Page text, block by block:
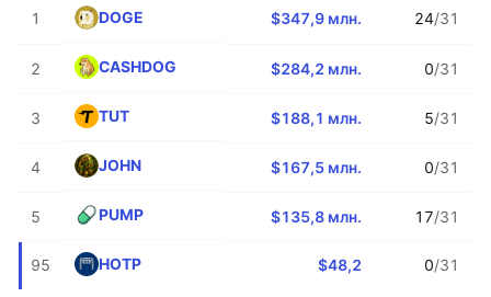
1 DOGE $347,9 млн. 24/31
2 CASHDOG $284,2 млн. 0/31
3 TUT $188,1 млн. 5/31
4 JOHN $167,5 млн. 0/31
5 PUMP $135,8 млн. 17/31
95 HOTP $48,2 0/31